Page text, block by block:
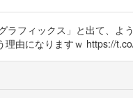
フィックス」と出て、よ
由になりますｗ https://